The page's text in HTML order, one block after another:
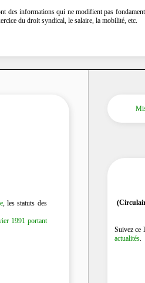
des informations qui ne modifient pas
du droit syndical, le salaire, la mobilité, etc.
, les statuts des
1991 portant
Suivez ce
actualités.